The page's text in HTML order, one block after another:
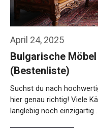
April 24, 2025
Bulgarische
(Bestenliste)
Suchst du nach
hier genau richtig! Viele
langlebig noch einzigartig